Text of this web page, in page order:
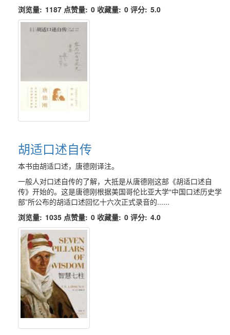
浏览量: 1187 点赞量: 0 收藏量: 0 评分: 5.0
胡适口述自传
本书由胡适口述，唐德刚译注。
一般人对口述自传的了解，大抵是从唐德刚这部《胡适口述自
传》开始的。这是唐德刚根据美国哥伦比亚大学“中国口述历史学
部”所公布的胡适口述回忆十六次正式录音的......
浏览量: 1035 点赞量: 0 收藏量: 0 评分: 4.0